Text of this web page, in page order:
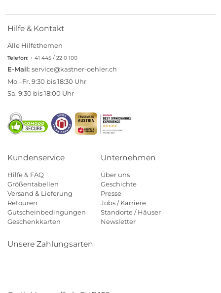
Hilfe & Kontakt
Alle Hilfethemen
Telefon: + 41 445 / 22 0 100
E-Mail: service@kastner-oehler.ch
Mo.–Fr. 9:30 bis 18:30 Uhr
Sa. 9:30 bis 18:00 Uhr
Kundenservice
Hilfe & FAQ
Größentabellen
Versand & Lieferung
Retouren
Gutscheinbedingungen
Geschenkkarten
Unternehmen
Über uns
Geschichte
Presse
Jobs / Karriere
Standorte / Häuser
Newsletter
Unsere Zahlungsarten